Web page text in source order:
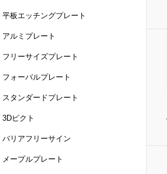
平板エッチングプレート
アルミプレート
フリーサイズプレート
フォーバルプレート
スタンダードプレート
3Dピクト
バリアフリーサイン
メープルプレート